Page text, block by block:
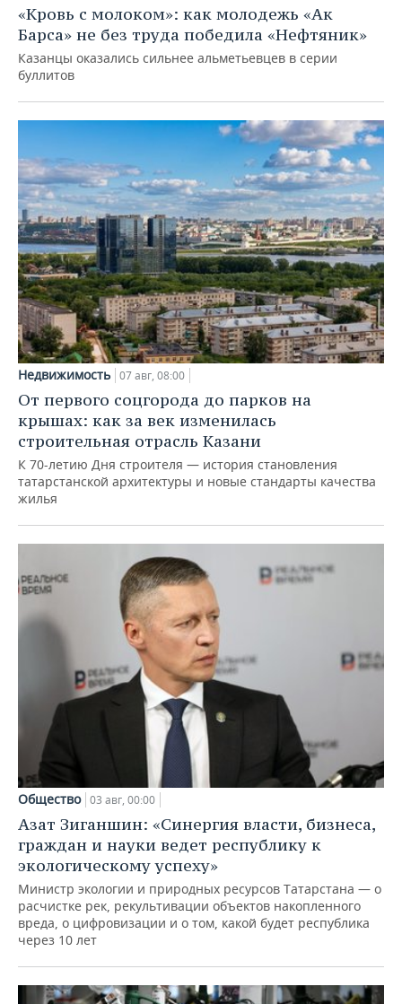
«Кровь с молоком»: как молодежь «Ак
Барса» не без труда победила «Нефтяник»
Казанцы оказались сильнее альметьевцев в серии
буллитов
Недвижимость 07 авг, 08:00
От первого соцгорода до парков на
крышах: как за век изменилась
строительная отрасль Казани
К 70-летию Дня строителя — история становления
татарстанской архитектуры и новые стандарты качества
жилья
Общество 03 авг, 00:00
Азат Зиганшин: «Синергия власти, бизнеса,
граждан и науки ведет республику к
экологическому успеху»
Министр экологии и природных ресурсов Татарстана — о
расчистке рек, рекультивации объектов накопленного
вреда, о цифровизации и о том, какой будет республика
через 10 лет